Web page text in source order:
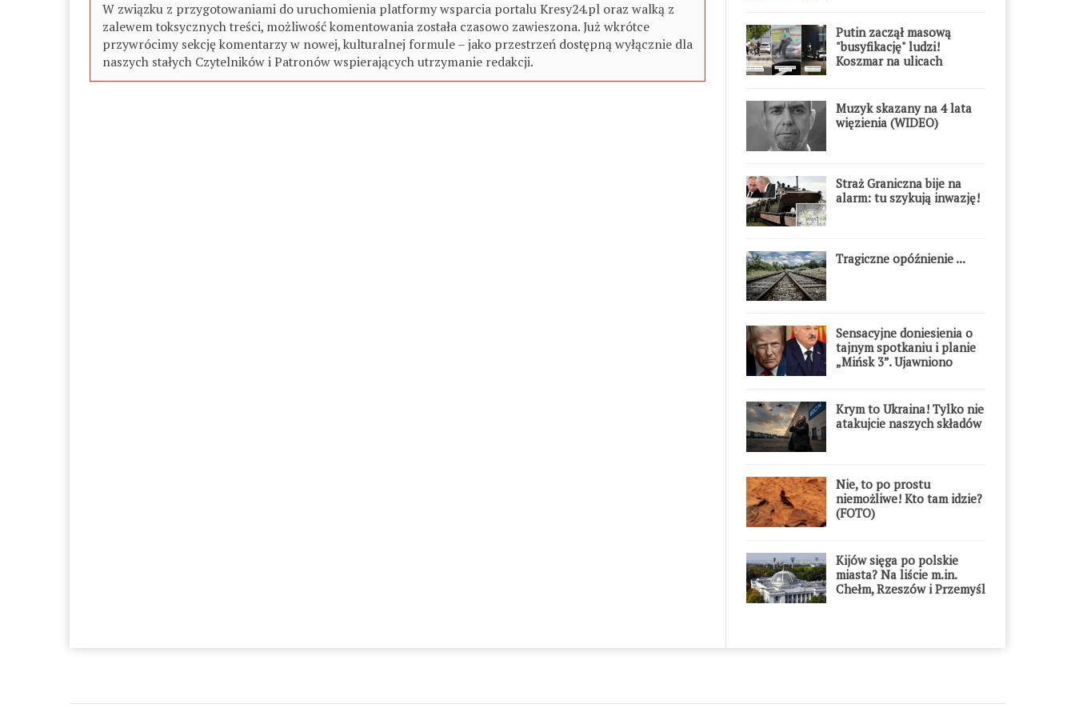
W związku z przygotowaniami do uruchomienia platformy wsparcia portalu Kresy24.pl oraz walką z
zalewem toksycznych treści, możliwość komentowania została czasowo zawieszona. Już wkrótce
przywrócimy sekcję komentarzy w nowej, kulturalnej formule – jako przestrzeń dostępną wyłącznie dla
naszych stałych Czytelników i Patronów wspierających utrzymanie redakcji.
Putin zaczął masową
"busyfikację" ludzi!
Koszmar na ulicach
Muzyk skazany na 4 lata
więzienia (WIDEO)
Straż Graniczna bije na
alarm: tu szykują inwazję!
Tragiczne opóźnienie ...
Sensacyjne doniesienia o
tajnym spotkaniu i planie
„Mińsk 3”. Ujawniono
Krym to Ukraina! Tylko nie
atakujcie naszych składów
Nie, to po prostu
niemożliwe! Kto tam idzie?
(FOTO)
Kijów sięga po polskie
miasta? Na liście m.in.
Chełm, Rzeszów i Przemyśl